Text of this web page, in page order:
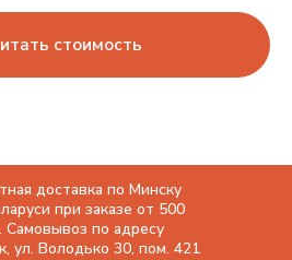
стоимость
доставка по Минску
при заказе от 500
Самовывоз по адресу
ул. Володько 30, пом. 421